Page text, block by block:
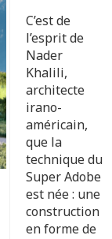
C’est de
l’esprit de
Nader
Khalili,
architecte
irano-
américain,
que la
technique du
Super Adobe
est née : une
construction
en forme de